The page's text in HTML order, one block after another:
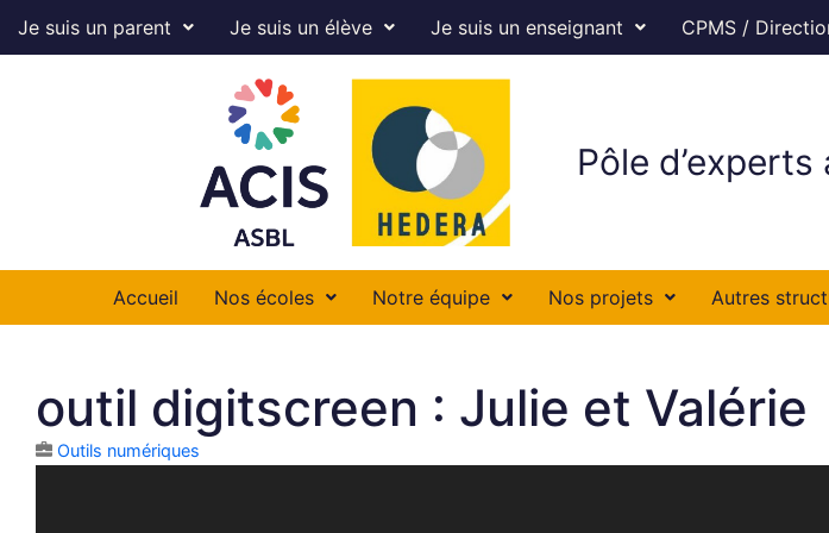
Je suis un parent Je suis un élève Je suis un enseignant CPMS /
Pôle
Accueil Nos écoles Notre équipe Nos projets Autres
outil digitscreen : Julie et Valérie
Outils numériques